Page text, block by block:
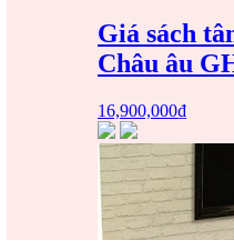
Giá sách
Châu âu
16,900,000₫